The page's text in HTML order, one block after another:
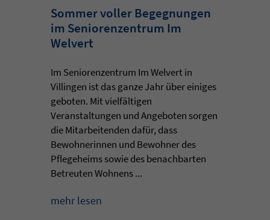
Sommer voller Begegnungen
im Seniorenzentrum Im
Welvert
Im Seniorenzentrum Im Welvert in
Villingen ist das ganze Jahr über einiges
geboten. Mit vielfältigen
Veranstaltungen und Angeboten sorgen
die Mitarbeitenden dafür, dass
Bewohnerinnen und Bewohner des
Pflegeheims sowie des benachbarten
Betreuten Wohnens ...
mehr lesen